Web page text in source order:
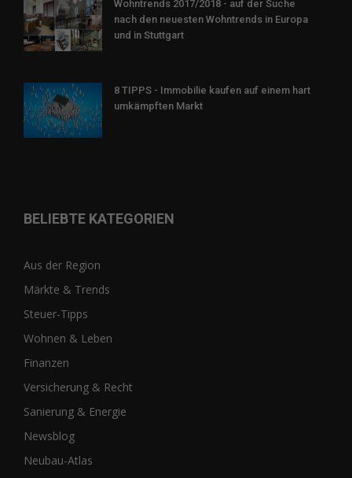
Wohntrends 2017/2018 - auf der Suche
nach den neuesten Wohntrends in Europa
und in Stuttgart
8 TIPPS - Immobilie kaufen auf einem hart
umkämpften Markt
BELIEBTE KATEGORIEN
Aus der Region
Märkte & Trends
Steuer-Tipps
Wohnen & Leben
Finanzen
Versicherung & Recht
Sanierung & Energie
Newsblog
Neubau-Atlas